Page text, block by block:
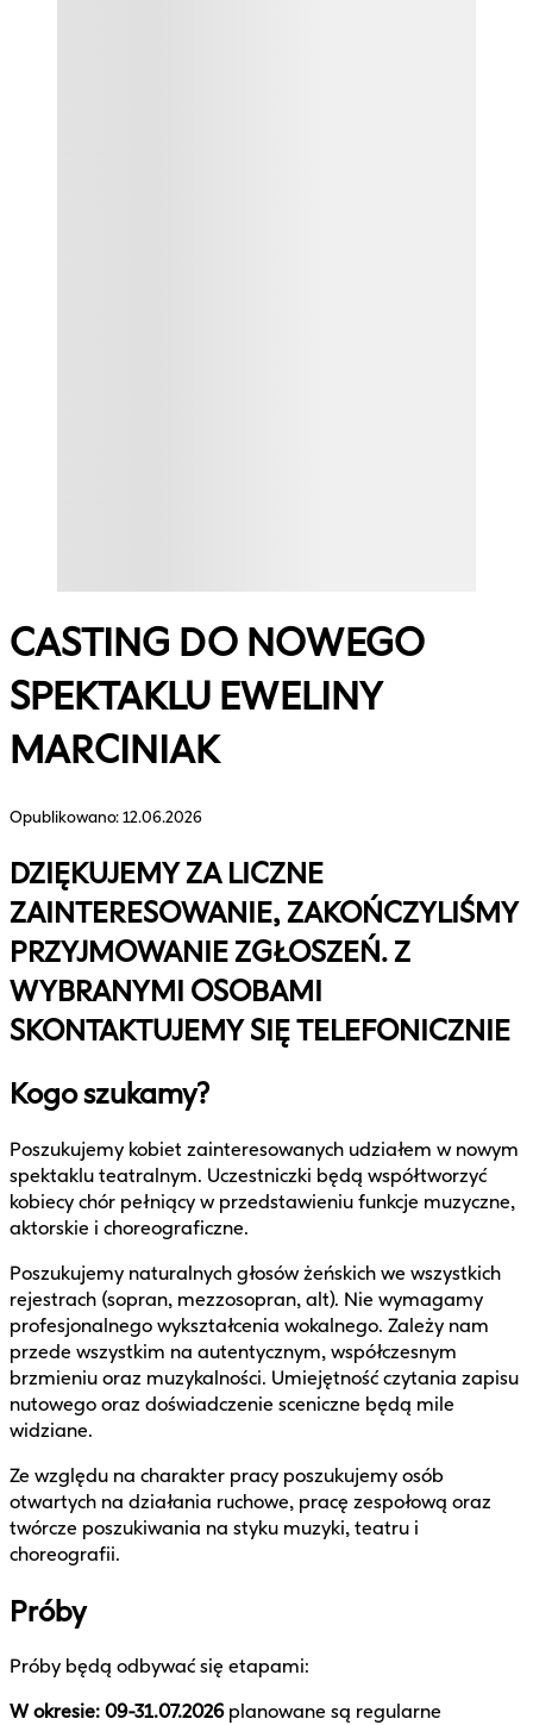
CASTING DO NOWEGO
SPEKTAKLU EWELINY
MARCINIAK
Opublikowano:12.06.2026
DZIĘKUJEMY ZA LICZNE
ZAINTERESOWANIE, ZAKOŃCZYLIŚMY
PRZYJMOWANIE ZGŁOSZEŃ. Z
WYBRANYMI OSOBAMI
SKONTAKTUJEMY SIĘ TELEFONICZNIE
Kogo szukamy?
Poszukujemy kobiet zainteresowanych udziałem w nowym
spektaklu teatralnym. Uczestniczki będą współtworzyć
kobiecy chór pełniący w przedstawieniu funkcje muzyczne,
aktorskie i choreograficzne.
Poszukujemy naturalnych głosów żeńskich we wszystkich
rejestrach (sopran, mezzosopran, alt). Nie wymagamy
profesjonalnego wykształcenia wokalnego. Zależy nam
przede wszystkim na autentycznym, współczesnym
brzmieniu oraz muzykalności. Umiejętność czytania zapisu
nutowego oraz doświadczenie sceniczne będą mile
widziane.
Ze względu na charakter pracy poszukujemy osób
otwartych na działania ruchowe, pracę zespołową oraz
twórcze poszukiwania na styku muzyki, teatru i
choreografii.
Próby
Próby będą odbywać się etapami:
W okresie: 09-31.07.2026planowane są regularne